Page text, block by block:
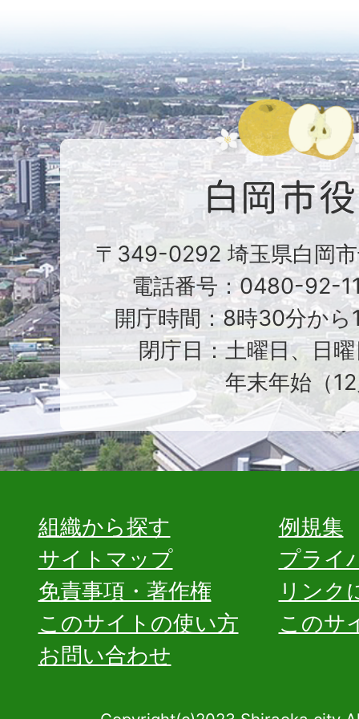
〒349-0292 埼玉県白岡
電話番号：0480-92-
開庁時間：8時30分から
閉庁日：土曜日、日
年末年始（
組織から探す
例規集
サイトマップ
プライ
免責事項・著作権
リンク
このサイトの使い方
このサ
お問い合わせ